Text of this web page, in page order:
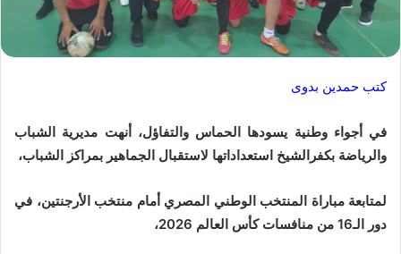
كتب حمدين بدوى
في أجواء وطنية يسودها الحماس والتفاؤل، أنهت مديرية الشباب
والرياضة بكفرالشيخ استعداداتها لاستقبال الجماهير بمراكز الشباب،
لمتابعة مباراة المنتخب الوطني المصري أمام منتخب الأرجنتين، في
دور الـ16 من منافسات كأس العالم 2026،